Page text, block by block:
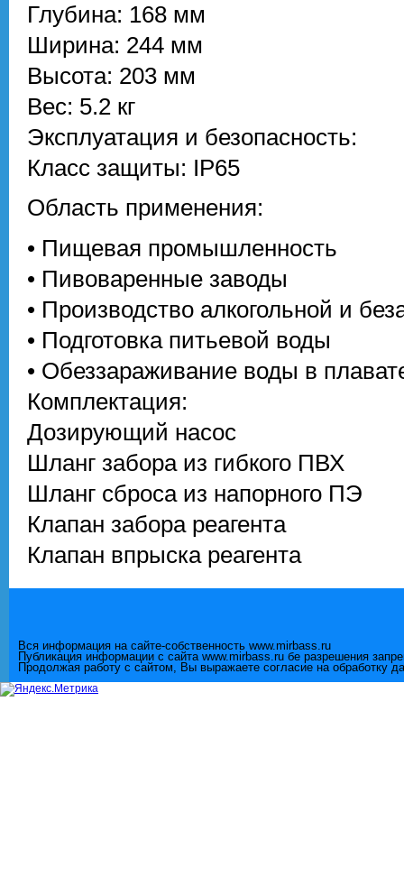
Глубина: 168 мм
Ширина: 244 мм
Высота: 203 мм
Вес: 5.2 кг
Эксплуатация и безопасность:
Класс защиты: IP65
Область применения:
• Пищевая промышленность
• Пивоваренные заводы
• Производство алкогольной и
• Подготовка питьевой воды
• Обеззараживание воды в
Комплектация:
Дозирующий насос
Шланг забора из гибкого ПВХ
Шланг сброса из напорного ПЭ
Клапан забора реагента
Клапан впрыска реагента
Вся информация на сайте-собственность www.mirbass.ru
Публикация информации с сайта www.mirbass.ru бе разрешения
Продолжая работу с сайтом, Вы выражаете согласие на обработку